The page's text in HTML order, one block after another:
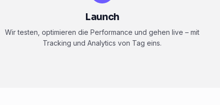
Launch
Wir testen, optimieren die Performance und gehen live – mit
Tracking und Analytics von Tag eins.